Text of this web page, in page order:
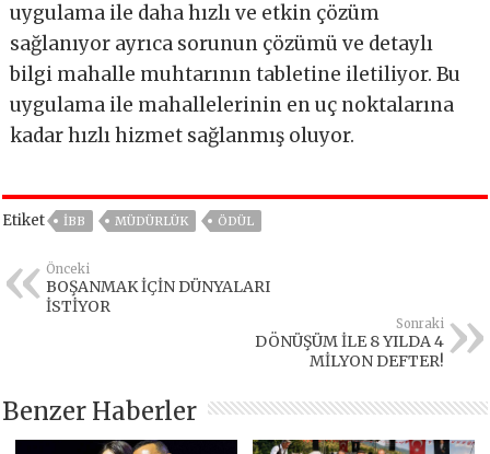
uygulama ile daha hızlı ve etkin çözüm
sağlanıyor ayrıca sorunun çözümü ve detaylı
bilgi mahalle muhtarının tabletine iletiliyor. Bu
uygulama ile mahallelerinin en uç noktalarına
kadar hızlı hizmet sağlanmış oluyor.
Etiket IBB MÜDÜRLÜK ÖDÜL
Önceki
BOŞANMAK İÇİN DÜNYALARI
İSTİYOR
Sonraki
DÖNÜŞÜM İLE 8 YILDA 4
MİLYON DEFTER!
Benzer Haberler